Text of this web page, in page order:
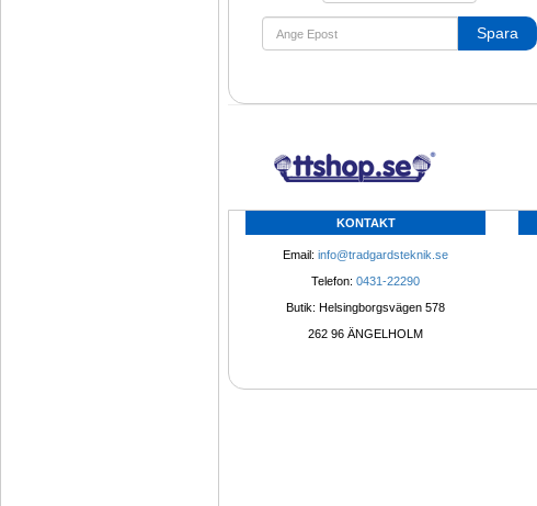
Spara
KONTAKT
Email: info@tradgardsteknik.se
Telefon: 0431-22290
Butik: Helsingborgsvägen 578
262 96 ÄNGELHOLM